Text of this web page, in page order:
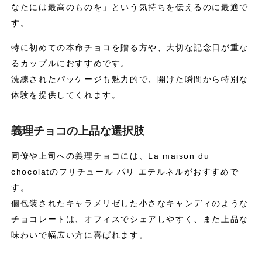
なたには最高のものを」という気持ちを伝えるのに最適で
す。
特に初めての本命チョコを贈る方や、大切な記念日が重な
るカップルにおすすめです。
洗練されたパッケージも魅力的で、開けた瞬間から特別な
体験を提供してくれます。
義理チョコの上品な選択肢
同僚や上司への義理チョコには、La maison du
chocolatのフリチュール パリ エテルネルがおすすめで
す。
個包装されたキャラメリゼした小さなキャンディのような
チョコレートは、オフィスでシェアしやすく、また上品な
味わいで幅広い方に喜ばれます。